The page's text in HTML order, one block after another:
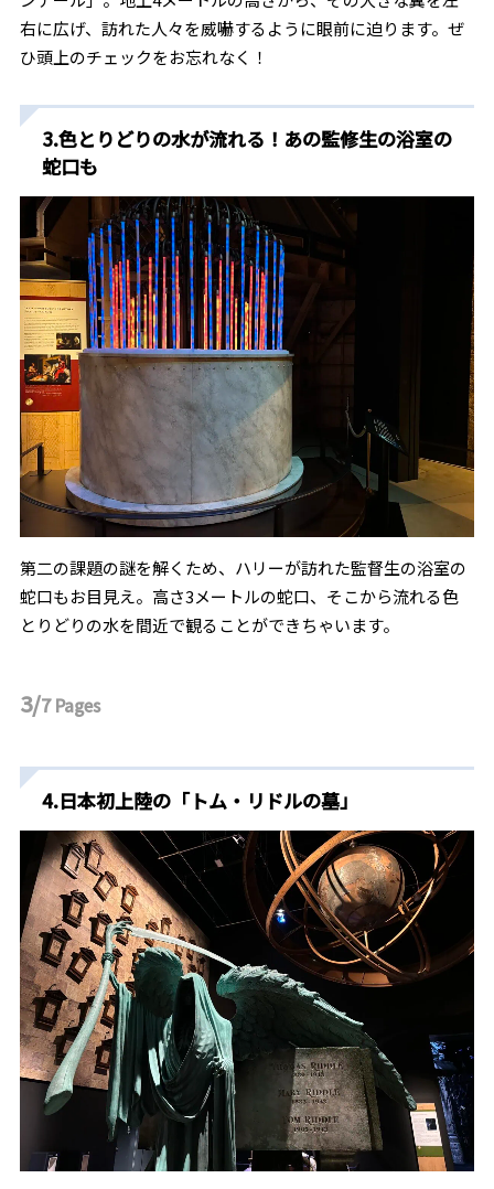
右に広げ、訪れた人々を威嚇するように眼前に迫ります。ぜ
ひ頭上のチェックをお忘れなく！
3.色とりどりの水が流れる！あの監修生の浴室の
蛇口も
第二の課題の謎を解くため、ハリーが訪れた監督生の浴室の
蛇口もお目見え。高さ3メートルの蛇口、そこから流れる色
とりどりの水を間近で観ることができちゃいます。
3/7Pages
4.日本初上陸の「トム・リドルの墓」